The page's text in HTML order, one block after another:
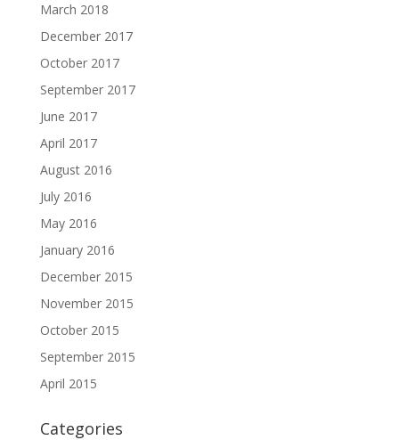
March 2018
December 2017
October 2017
September 2017
June 2017
April 2017
August 2016
July 2016
May 2016
January 2016
December 2015
November 2015
October 2015
September 2015
April 2015
Categories